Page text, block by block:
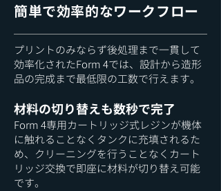
簡単で効率的なワークフロー
プリントのみならず後処理まで一貫して
効率化されたForm 4では、設計から造形
品の完成まで最低限の工数で行えます。
材料の切り替えも数秒で完了
Form 4専用カートリッジ式レジンが機体
に触れることなくタンクに充填されるた
め、クリーニングを行うことなくカート
リッジ交換で即座に材料が切り替え可能
です。